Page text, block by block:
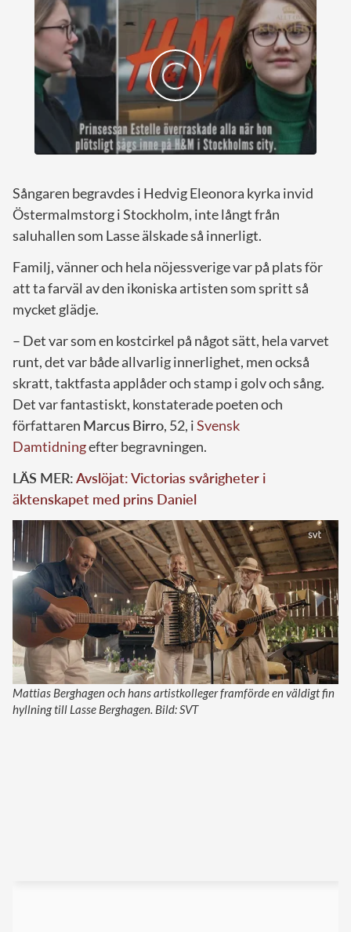
Sångaren begravdes i Hedvig Eleonora kyrka invid
Östermalmstorg i Stockholm, inte långt från
saluhallen som Lasse älskade så innerligt.
Familj, vänner och hela nöjessverige var på plats för
att ta farväl av den ikoniska artisten som spritt så
mycket glädje.
– Det var som en kostcirkel på något sätt, hela varvet
runt, det var både allvarlig innerlighet, men också
skratt, taktfasta applåder och stamp i golv och sång.
Det var fantastiskt, konstaterade poeten och
författaren Marcus Birro, 52, iSvensk
Damtidningefter begravningen.
LÄS MER:Avslöjat: Victorias svårigheter i
äktenskapet med prins Daniel
Mattias Berghagen och hans artistkolleger framförde en väldigt fin
hyllning till Lasse Berghagen. Bild: SVT